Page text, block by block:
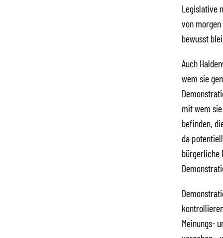
Legislative
von
bewusst
Auch
wem sie
mit wem
befinden,
da
bürgerliche
Meinungs-